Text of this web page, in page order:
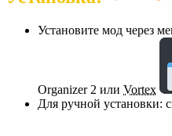
Установите мод через
Organizer 2 или Vortex
Для ручной установки: